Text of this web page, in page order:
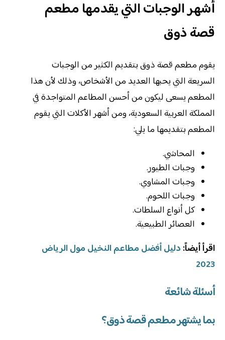
أشهر الوجبات التي يقدمها مطعم
قصة ذوق
يقوم مطعم قصة ذوق بتقديم الكثير من الوجبات
السريعة التي يحبها العديد من الأشخاص، وذلك لأن هذا
المطعم يسعى ليكون من أحسن المطاعم المتواجدة في
المملكة العربية السعودية، ومن أشهر الأكلات التي يقوم
المطعم بتقديمها ما يلي:
المحاشي.
وجبات الطيور.
وجبات المشاوي.
وجبات اللحوم.
كل أنواع السلطات.
العصائر الطبيعية.
اقرأ أيضاً: دليل أفضل مطاعم النخيل مول الرياض
2023
أسئلة شائعة
بما يشتهر مطعم قصة ذوق؟